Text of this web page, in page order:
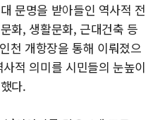
문명을 받아들인 역사적 전
화, 생활문화, 근대건축 등
천 개항장을 통해 이뤄졌으
적 의미를 시민들의 눈높이
다.